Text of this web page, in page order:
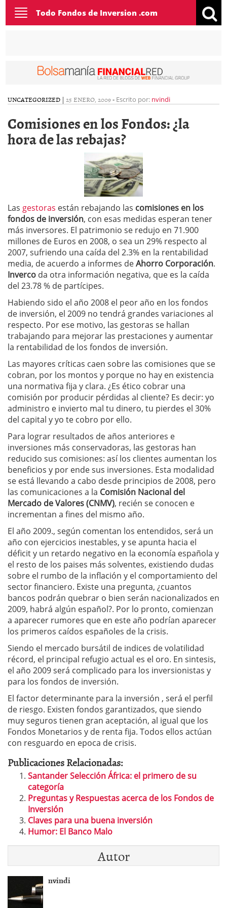
Toggle
navigation
Todo Fondos de Inversion .com
UNCATEGORIZED | 25 ENERO, 2009- Escrito por: nvindi
Comisiones en los Fondos: ¿la
hora de las rebajas?
Las gestoras están rebajando las comisiones en los
fondos de inversión, con esas medidas esperan tener
más inversores. El patrimonio se redujo en 71.900
millones de Euros en 2008, o sea un 29% respecto al
2007, sufriendo una caída del 2.3% en la rentabilidad
media, de acuerdo a informes deAhorro Corporación.
Inverco da otra información negativa, que es la caída
del 23.78 % de partícipes.
Habiendo sido el año 2008 el peor año en los fondos
de inversión, el 2009 no tendrá grandes variaciones al
respecto. Por ese motivo, las gestoras se hallan
trabajando para mejorar las prestaciones y aumentar
la rentabilidad de los fondos de inversión.
Las mayores críticas caen sobre las comisiones que se
cobran, por los montos y porque no hay en existencia
una normativa fija y clara. ¿Es ético cobrar una
comisión por producir pérdidas al cliente? Es decir: yo
administro e invierto mal tu dinero, tu pierdes el 30%
del capital y yo te cobro por ello.
Para lograr resultados de años anteriores e
inversiones más conservadoras, las gestoras han
reducido sus comisiones: así los clientes aumentan los
beneficios y por ende sus inversiones. Esta modalidad
se está llevando a cabo desde principios de 2008, pero
las comunicaciones a la Comisión Nacional del
Mercado de Valores (CNMV), recién se conocen e
incrementan a fines del mismo año.
El año 2009., según comentan los entendidos, será un
año con ejercicios inestables, y se apunta hacia el
déficit y un retardo negativo en la economía española y
el resto de los paises más solventes, existiendo dudas
sobre el rumbo de la inflación y el comportamiento del
sector financiero. Existe una pregunta, ¿cuantos
bancos podrán quebrar o bien serán nacionalizados en
2009, habrá algún español?. Por lo pronto, comienzan
a aparecer rumores que en este año podrían aparecer
los primeros caídos españoles de la crisis.
Siendo el mercado bursátil de indices de volatilidad
récord, el principal refugio actual es el oro. En sintesis,
el año 2009 será complicado para los inversionistas y
para los fondos de inversión.
El factor determinante para la inversión , será el perfil
de riesgo. Existen fondos garantizados, que siendo
muy seguros tienen gran aceptación, al igual que los
Fondos Monetarios y de renta fija. Todos ellos actúan
con resguardo en epoca de crisis.
Publicaciones Relacionadas:
Santander Selección África: el primero de su
categoría
Preguntas y Respuestas acerca de los Fondos de
Inversión
Claves para una buena inversión
Humor: El Banco Malo
Autor
nvindi